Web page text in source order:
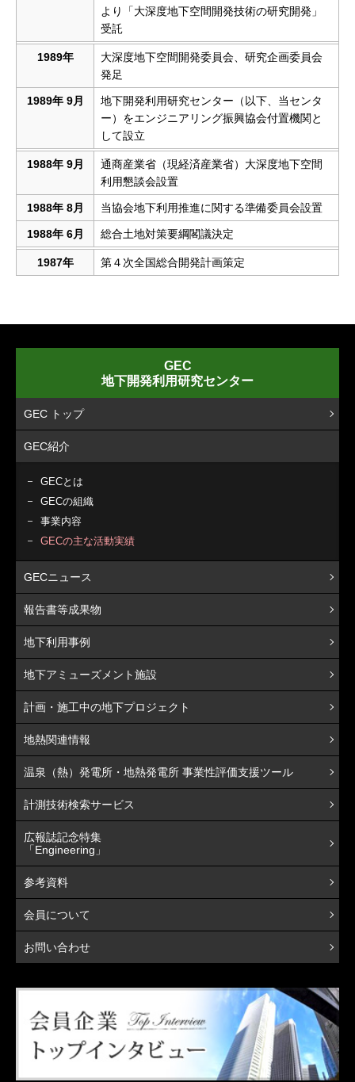
より「大深度地下空間開発技術の研究開発」
受託
1989年
大深度地下空間開発委員会、研究企画委員会
発足
1989年 9月
地下開発利用研究センター（以下、当センタ
ー）をエンジニアリング振興協会付置機関と
して設立
1988年 9月
通商産業省（現経済産業省）大深度地下空間
利用懇談会設置
1988年 8月 当協会地下利用推進に関する準備委員会設置
1988年 6月 総合土地対策要綱閣議決定
1987年 第４次全国総合開発計画策定
GEC
地下開発利用研究センター
GEC トップ
GEC紹介
GECとは
GECの組織
事業内容
GECの主な活動実績
GECニュース
報告書等成果物
地下利用事例
地下アミューズメント施設
計画・施工中の地下プロジェクト
地熱関連情報
温泉（熱）発電所・地熱発電所 事業性評価支援ツール
計測技術検索サービス
広報誌記念特集
「Engineering」
参考資料
会員について
お問い合わせ